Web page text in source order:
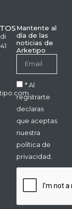
Mantente al
día de las
noticias de
Arketipo
* Al
registrarte
declaras
que aceptas
nuestra
política de
privacidad.